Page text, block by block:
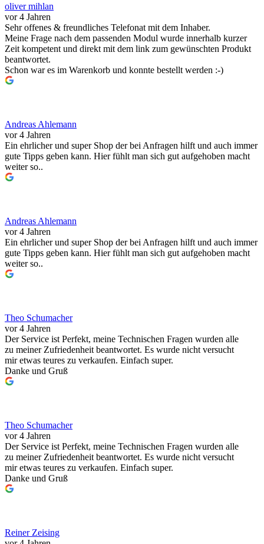
oliver mihlan
vor 4 Jahren
Sehr offenes & freundliches Telefonat mit dem Inhaber.
Meine Frage nach dem passenden Modul wurde innerhalb kurzer
Zeit kompetent und direkt mit dem link zum gewünschten Produkt
beantwortet.
Schon war es im Warenkorb und konnte bestellt werden :-)
Andreas Ahlemann
vor 4 Jahren
Ein ehrlicher und super Shop der bei Anfragen hilft und auch immer
gute Tipps geben kann. Hier fühlt man sich gut aufgehoben macht
weiter so..
Andreas Ahlemann
vor 4 Jahren
Ein ehrlicher und super Shop der bei Anfragen hilft und auch immer
gute Tipps geben kann. Hier fühlt man sich gut aufgehoben macht
weiter so..
Theo Schumacher
vor 4 Jahren
Der Service ist Perfekt, meine Technischen Fragen wurden alle
zu meiner Zufriedenheit beantwortet. Es wurde nicht versucht
mir etwas teures zu verkaufen. Einfach super.
Danke und Gruß
Theo Schumacher
vor 4 Jahren
Der Service ist Perfekt, meine Technischen Fragen wurden alle
zu meiner Zufriedenheit beantwortet. Es wurde nicht versucht
mir etwas teures zu verkaufen. Einfach super.
Danke und Gruß
Reiner Zeising